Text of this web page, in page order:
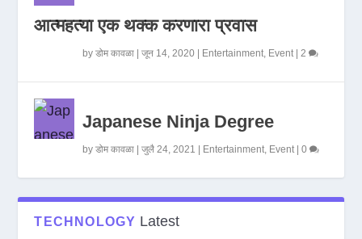
आत्महत्या एक थक्क करणारा प्रवास
byडोम कावळा |जून 14, 2020 Entertainment, Event|2
Japanese Ninja Degree
byडोम कावळा |जुलै 24, 2021 Entertainment, Event|0
TECHNOLOGY Latest